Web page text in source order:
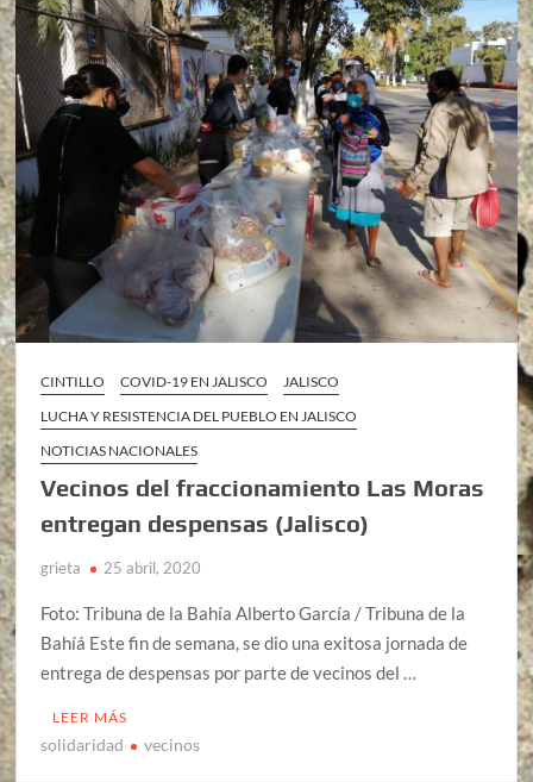
CINTILLO COVID-19 EN JALISCO
JALISCO
LUCHA Y RESISTENCIA DEL PUEBLO EN JALISCO
NOTICIAS NACIONALES
Vecinos del fraccionamiento Las Moras
entregan despensas (Jalisco)
grieta 25 abril, 2020
Foto: Tribuna de la Bahía Alberto García / Tribuna de la
Bahíá Este fin de semana, se dio una exitosa jornada de
entrega de despensas por parte de vecinos del …
LEER MÁS
solidaridad vecinos